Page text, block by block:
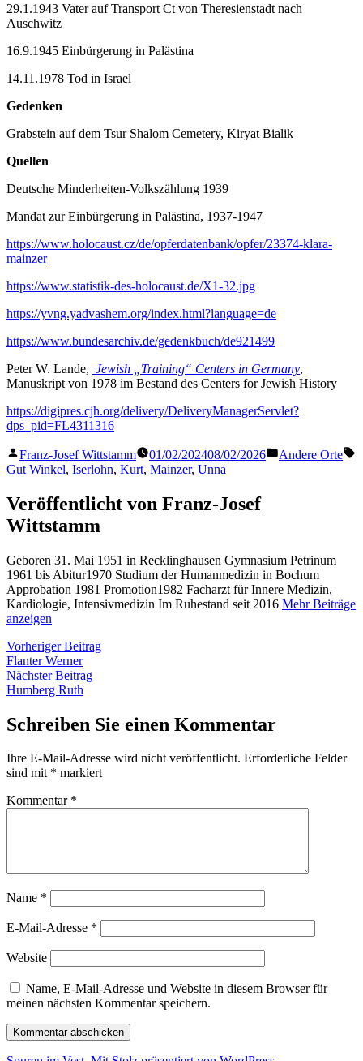
29.1.1943 Vater auf Transport Ct von Theresienstadt nach
Auschwitz
16.9.1945 Einbürgerung in Palästina
14.11.1978 Tod in Israel
Gedenken
Grabstein auf dem Tsur Shalom Cemetery, Kiryat Bialik
Quellen
Deutsche Minderheiten-Volkszählung 1939
Mandat zur Einbürgerung in Palästina, 1937-1947
https://www.holocaust.cz/de/opferdatenbank/opfer/23374-klara-
mainzer
https://www.statistik-des-holocaust.de/X1-32.jpg
https://yvng.yadvashem.org/index.html?language=de
https://www.bundesarchiv.de/gedenkbuch/de921499
Peter W. Lande, Jewish „Training“ Centers in Germany,
Manuskript von 1978 im Bestand des Centers for Jewish History
https://digipres.cjh.org/delivery/DeliveryManagerServlet?
dps_pid=FL4311316
Veröffentlicht
von
Franz-Josef Wittstamm 01/02/202408/02/2026
Veröffentlicht
Andere Orte
Gut Winkel, Iserlohn, Kurt, Mainzer, Unna
Veröffentlicht von Franz-Josef
Wittstamm
Geboren 31. Mai 1951 in Recklinghausen Gymnasium Petrinum
1961 bis Abitur1970 Studium der Humanmedizin in Bochum
Approbation 1981 Promotion1982 Facharzt für Innere Medizin,
Kardiologie, Intensivmedizin Im Ruhestand seit 2016 Mehr Beiträge
anzeigen
Beitragsnavigation
Vorheriger BeitragVorheriger
Flanter Werner
Nächster BeitragNächster
Humberg Ruth
Schreiben Sie einen Kommentar
Ihre E-Mail-Adresse wird nicht veröffentlicht. Erforderliche Felder
sind mit * markiert
Kommentar *
Name *
E-Mail-Adresse *
Website
Name, E-Mail-Adresse und Website in diesem Browser für
meinen nächsten Kommentar speichern.